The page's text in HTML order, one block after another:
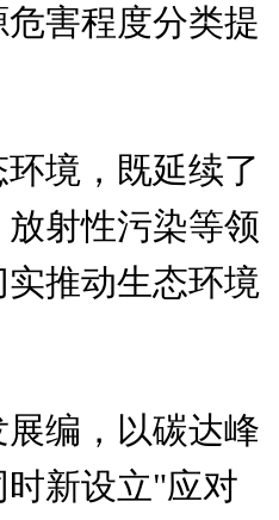
害程度分类提
境，既延续了
射性污染等领
推动生态环境
编，以碳达峰
新设立"应对